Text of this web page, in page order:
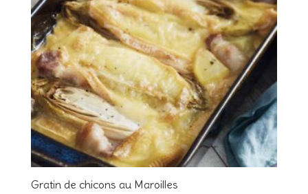
Gratin de chicons au Maroilles